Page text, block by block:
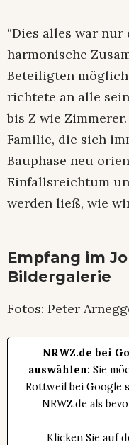
“Dies alles war
harmonische
Beteiligten
richtete an alle
bis Z wie
Familie, die sich
Bauphase neu
Einfallsreichtum
werden ließ, wie
Empfang im
Bildergalerie
Fotos: Peter
NRWZ.de bei
auswählen: Sie
Rottweil bei Google
NRWZ.de als
Klicken Sie auf